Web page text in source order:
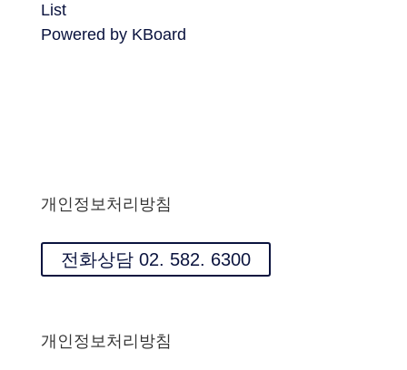
List
Powered by KBoard
개인정보처리방침
전화상담 02. 582. 6300
개인정보처리방침